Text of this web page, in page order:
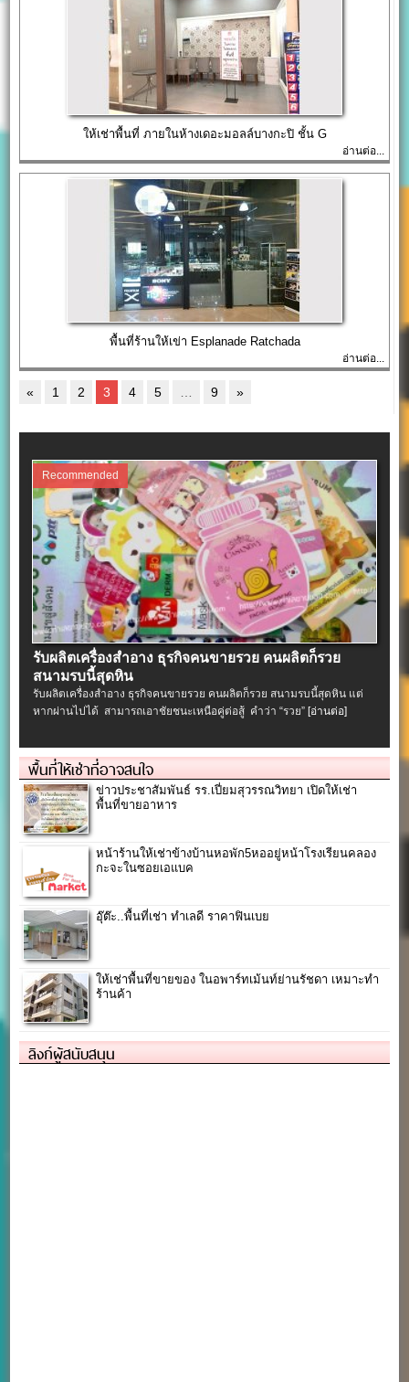
ให้เช่าพื้นที่ ภายในห้างเดอะมอลล์บางกะปิ ชั้น G
อ่านต่อ...
พื้นที่ร้านให้เข่า Esplanade Ratchada
อ่านต่อ...
« 1 2 3 4 5 9 »
Recommended
รับผลิตเครื่องสําอาง ธุรกิจคนขายรวย คนผลิตก็รวย
สนามรบนี้สุดหิน
รับผลิตเครื่องสําอาง ธุรกิจคนขายรวย คนผลิตก็รวย สนามรบนี้สุดหิน แต่
หากผ่านไปได้ สามารถเอาชัยชนะเหนือคู่ต่อสู้ คำว่า “รวย”[อ่านต่อ]
พื้นที่ให้เช่าที่อาจสนใจ
ข่าวประชาสัมพันธ์ รร.เปี่ยมสุวรรณวิทยา เปิดให้เช่า
พื้นที่ขายอาหาร
หน้าร้านให้เช่าข้างบ้านหอพัก5หออยู่หน้าโรงเรียนคลอง
กะจะในซอยเอแบค
อุ๊ต๊ะ..พื้นที่เช่า ทำเลดี ราคาฟินเบย
ให้เช่าพื้นที่ขายของ ในอพาร์ทเม้นท์ย่านรัชดา เหมาะทำ
ร้านค้า
ลิงก์ผู้สนับสนุน